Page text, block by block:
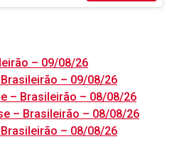
– 09/08/26
– 09/08/26
– Brasileirão – 08/08/26
– Brasileirão – 08/08/26
– 08/08/26